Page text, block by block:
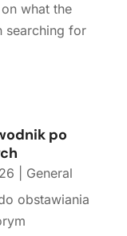
what the
searching for
po
General
obstawiania